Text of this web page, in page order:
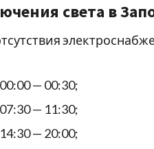
света в
— 00:30;
— 11:30;
— 20:00;